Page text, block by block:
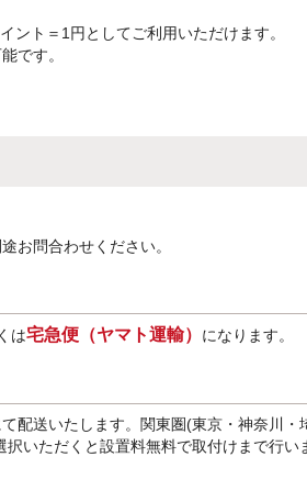
ント＝1円としてご利用いただけます。
です。
お問合わせください。
は宅急便（ヤマト運輸） になります。
配送いたします。関東圏(東京・神奈川・
いただくと設置料無料で取付けまで行い